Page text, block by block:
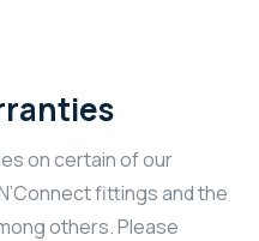
on certain of our
fittings and the
others. Please